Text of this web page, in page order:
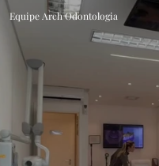
Equipe Arch Odontologia